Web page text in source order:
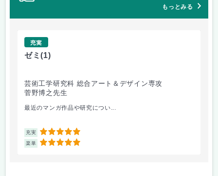
もっとみる
充実
ゼミ(1)
芸術工学研究科 総合アート＆デザイン専攻
菅野博之先生
最近のマンガ作品や研究につい...
充実 5
楽単 5